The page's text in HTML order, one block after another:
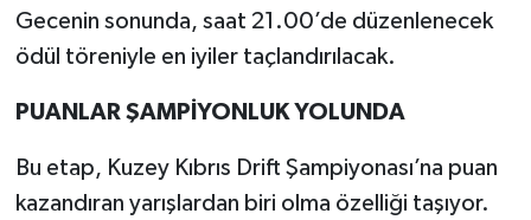
Gecenin sonunda, saat 21.00’de düzenlenecek
ödül töreniyle en iyiler taçlandırılacak.
PUANLAR ŞAMPİYONLUK YOLUNDA
Bu etap, Kuzey Kıbrıs Drift Şampiyonası’na puan
kazandıran yarışlardan biri olma özelliği taşıyor.